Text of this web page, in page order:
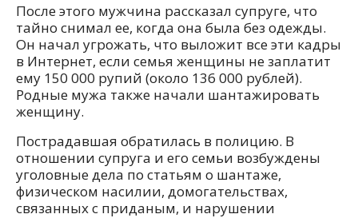
После этого мужчина рассказал супруге, что
тайно снимал ее, когда она была без одежды.
Он начал угрожать, что выложит все эти кадры
в Интернет, если семья женщины не заплатит
ему 150 000 рупий (около 136 000 рублей).
Родные мужа также начали шантажировать
женщину.
Пострадавшая обратилась в полицию. В
отношении супруга и его семьи возбуждены
уголовные дела по статьям о шантаже,
физическом насилии, домогательствах,
связанных с приданым, и нарушении